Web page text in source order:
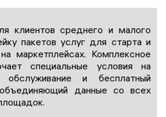
клиентов среднего и малого
пакетов услуг для старта и
маркетплейсах. Комплексное
специальные условия на
обслуживание и бесплатный
объединяющий данные со всех